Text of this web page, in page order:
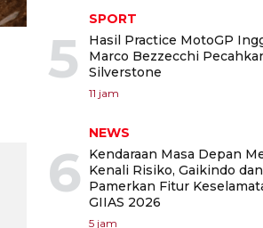
5
SPORT
Hasil Practice MotoGP
Marco Bezzecchi
Silverstone
11 jam
6
NEWS
Kendaraan Masa Depan
Kenali Risiko, Gaikindo
Pamerkan Fitur
GIIAS 2026
5 jam